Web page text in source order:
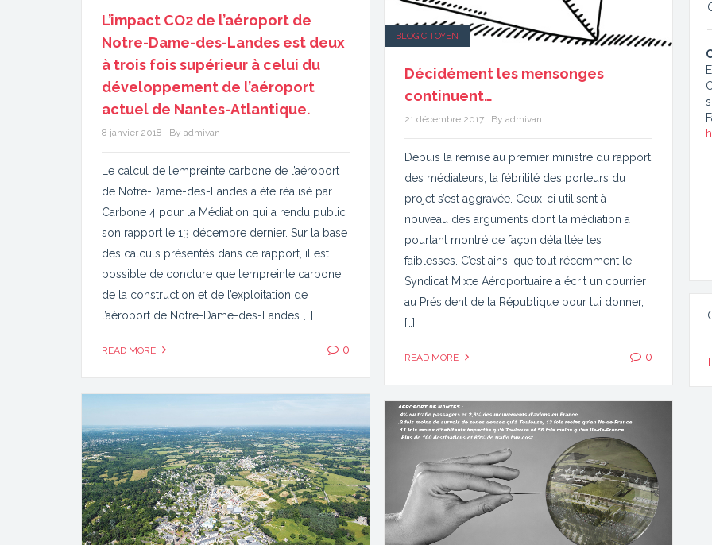
L’impact CO2 de l’aéroport de
Notre-Dame-des-Landes est deux
à trois fois supérieur à celui du
développement de l’aéroport
actuel de Nantes-Atlantique.
8 janvier 2018 By admivan
Le calcul de l’empreinte carbone de l’aéroport
de Notre-Dame-des-Landes a été réalisé par
Carbone 4 pour la Médiation qui a rendu public
son rapport le 13 décembre dernier. Sur la base
des calculs présentés dans ce rapport, il est
possible de conclure que l’empreinte carbone
de la construction et de l’exploitation de
l’aéroport de Notre-Dame-des-Landes […]
READ MORE 0
BLOG CITOYEN
Décidément les mensonges
continuent…
21 décembre 2017 By admivan
Depuis la remise au premier ministre du rapport
des médiateurs, la fébrilité des porteurs du
projet s’est aggravée. Ceux-ci utilisent à
nouveau des arguments dont la médiation a
pourtant montré de façon détaillée les
faiblesses. C’est ainsi que tout récemment le
Syndicat Mixte Aéroportuaire a écrit un courrier
au Président de la République pour lui donner,
[…]
READ MORE 0